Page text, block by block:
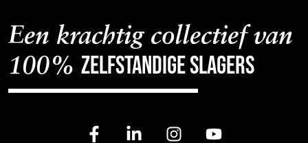
Een krachtig collectief van
100% zelfstandige slagers